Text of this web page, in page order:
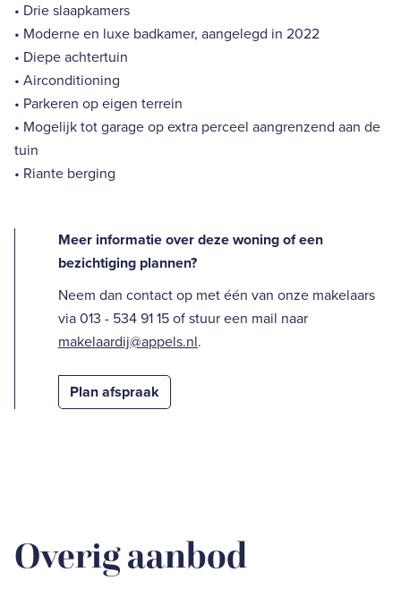
• Drie slaapkamers
• Moderne en luxe badkamer, aangelegd in 2022
• Diepe achtertuin
• Airconditioning
• Parkeren op eigen terrein
• Mogelijk tot garage op extra perceel aangrenzend aan de
tuin
• Riante berging
Meer informatie over deze woning of een
bezichtiging plannen?
Neem dan contact op met één van onze makelaars
via 013 - 534 91 15 of stuur een mail naar
makelaardij@appels.nl.
Plan afspraak
Overig aanbod